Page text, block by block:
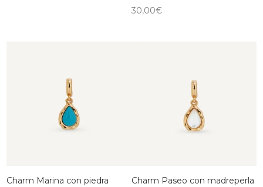
30,00€
Charm Marina con piedra
Charm Paseo con madreperla